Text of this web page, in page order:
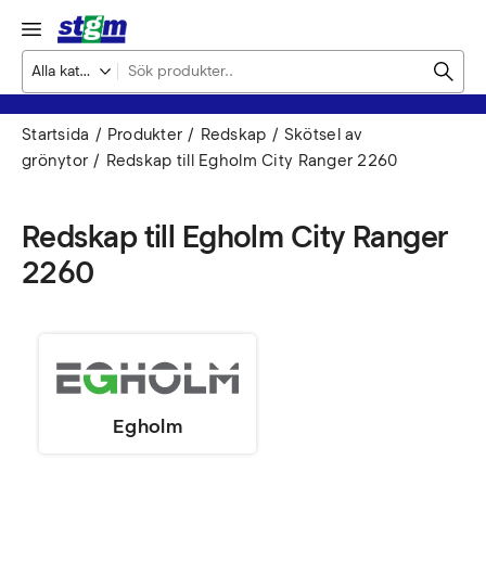
Startsida Produkter Redskap
Skötsel av
grönytor
Redskap till Egholm City Ranger 2260
Redskap till Egholm City Ranger
2260
Egholm